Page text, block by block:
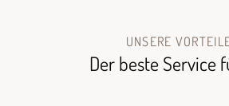
UNSERE
Der beste Service